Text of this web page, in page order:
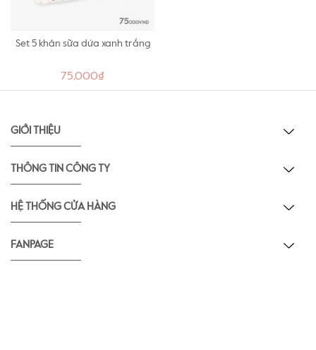
Set 5 khăn sữa dứa xanh trắng
75,000₫
GIỚI THIỆU
THÔNG TIN CÔNG TY
HỆ THỐNG CỬA HÀNG
FANPAGE